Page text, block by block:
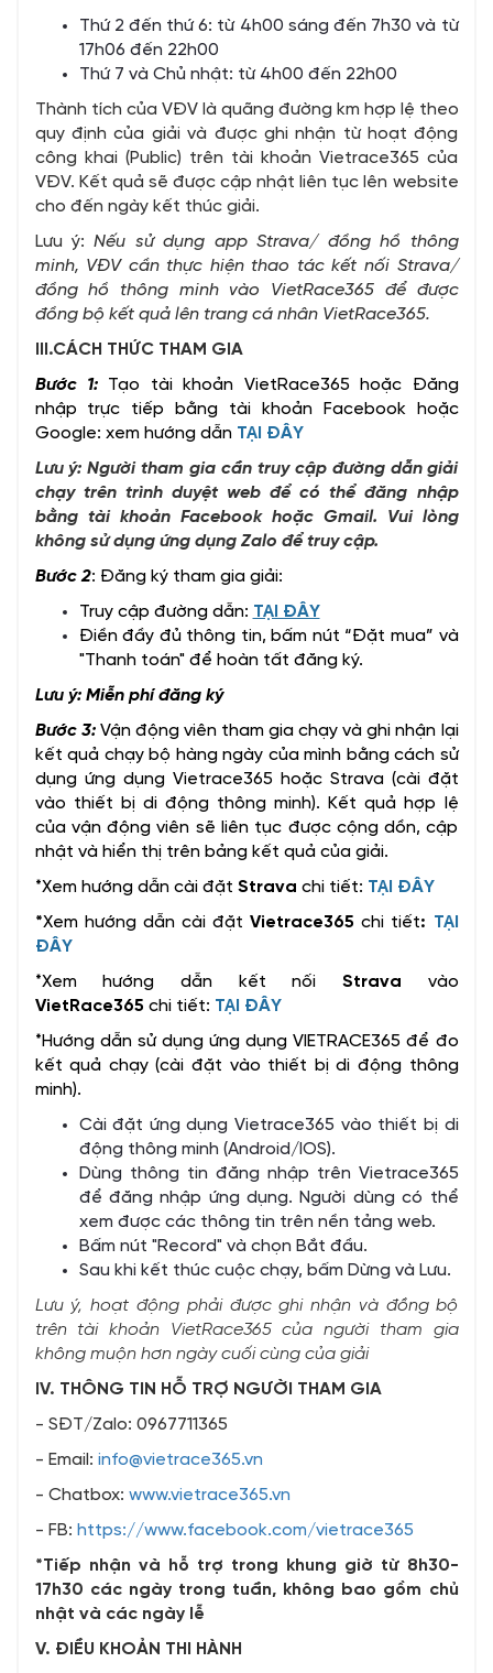
Thứ 2 đến thứ 6: từ 4h00 sáng đến 7h30 và từ
17h06 đến 22h00
Thứ 7 và Chủ nhật: từ 4h00 đến 22h00
Thành tích của VĐV là quãng đường km hợp lệ theo
quy định của giải và được ghi nhận từ hoạt động
công khai (Public) trên tài khoản Vietrace365 của
VĐV. Kết quả sẽ được cập nhật liên tục lên website
cho đến ngày kết thúc giải.
Lưu ý:Nếu sử dụng app Strava/ đồng hồ thông
minh, VĐV cần thực hiện thao tác kết nối Strava/
đồng hồ thông minh vào VietRace365 để được
đồng bộ kết quả lên trang cá nhân VietRace365.
III.CÁCH THỨC THAM GIA
Bước 1: Tạo tài khoản VietRace365 hoặc Đăng
nhập trực tiếp bằng tài khoản Facebook hoặc
Google: xem hướng dẫn TẠI ĐÂY
Lưu ý: Người tham gia cần truy cập đường dẫn giải
chạy trên trình duyệt web để có thể đăng nhập
bằng tài khoản Facebook hoặc Gmail. Vui lòng
không sử dụng ứng dụng Zalo để truy cập.
Bước 2: Đăng ký tham gia giải:
Truy cập đường dẫn: TẠI ĐÂY
Điền đầy đủ thông tin, bấm nút “Đặt mua” và
"Thanh toán" để hoàn tất đăng ký.
Lưu ý: Miễn phí đăng ký
Bước 3:Vận động viên tham gia chạy và ghi nhận lại
kết quả chạy bộ hàng ngày của mình bằng cách sử
dụng ứng dụng Vietrace365 hoặc Strava (cài đặt
vào thiết bị di động thông minh). Kết quả hợp lệ
của vận động viên sẽ liên tục được cộng dồn, cập
nhật và hiển thị trên bảng kết quả của giải.
*Xem hướng dẫn cài đặt Strava chi tiết: TẠI ĐÂY
*Xem hướng dẫn cài đặtVietrace365 chi tiết: TẠI
ĐÂY
*Xem hướng dẫn kết nối Strava vào
VietRace365 chi tiết: TẠI ĐÂY
*Hướng dẫn sử dụng ứng dụng VIETRACE365 để đo
kết quả chạy (cài đặt vào thiết bị di động thông
minh).
Cài đặt ứng dụng Vietrace365 vào thiết bị di
động thông minh (Android/IOS).
Dùng thông tin đăng nhập trên Vietrace365
để đăng nhập ứng dụng. Người dùng có thể
xem được các thông tin trên nền tảng web.
Bấm nút "Record" và chọn Bắt đầu.
Sau khi kết thúc cuộc chạy, bấm Dừng và Lưu.
Lưu ý, hoạt động phải được ghi nhận và đồng bộ
trên tài khoản VietRace365 của người tham gia
không muộn hơn ngày cuối cùng của giải
IV. THÔNG TIN HỖ TRỢ NGƯỜI THAM GIA
- SĐT/Zalo: 0967711365
- Email: info@vietrace365.vn
- Chatbox: www.vietrace365.vn
- FB: https://www.facebook.com/vietrace365
*Tiếp nhận và hỗ trợ trong khung giờ từ 8h30-
17h30 các ngày trong tuần, không bao gồm chủ
nhật và các ngày lễ
V. ĐIỀU KHOẢN THI HÀNH